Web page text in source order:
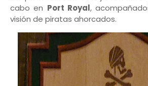
cabo en Port Royal,
visión de piratas ahorcados.